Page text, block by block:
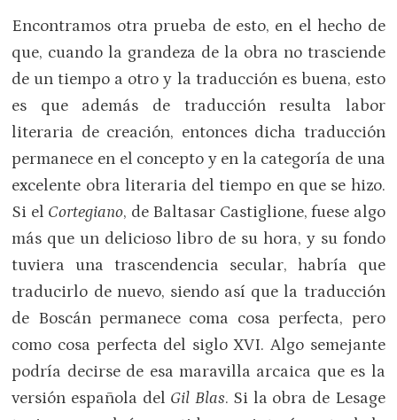
Encontramos otra prueba de esto, en el hecho de
que, cuando la grandeza de la obra no trasciende
de un tiempo a otro y la traducción es buena, esto
es que además de traducción resulta labor
literaria de creación, entonces dicha traducción
permanece en el concepto y en la categoría de una
excelente obra literaria del tiempo en que se hizo.
Si el Cortegiano, de Baltasar Castiglione, fuese algo
más que un delicioso libro de su hora, y su fondo
tuviera una trascendencia secular, habría que
traducirlo de nuevo, siendo así que la traducción
de Boscán permanece coma cosa perfecta, pero
como cosa perfecta del siglo XVI. Algo semejante
podría decirse de esa maravilla arcaica que es la
versión española del Gil Blas. Si la obra de Lesage